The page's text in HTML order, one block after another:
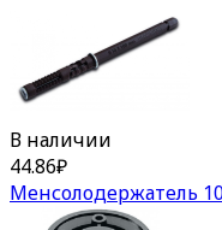
В наличии
44.86₽
Менсолодержатель